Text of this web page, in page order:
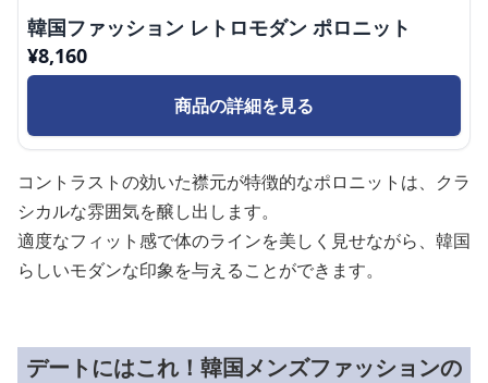
韓国ファッション レトロモダン ポロニット
¥8,160
商品の詳細を見る
コントラストの効いた襟元が特徴的なポロニットは、クラ
シカルな雰囲気を醸し出します。
適度なフィット感で体のラインを美しく見せながら、韓国
らしいモダンな印象を与えることができます。
デートにはこれ！韓国メンズファッションの